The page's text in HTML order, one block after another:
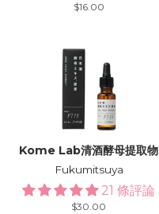
Regular
$16.00
Kome Lab清酒酵母提取物
Fukumitsuya
21 條評論
Regular
$30.00